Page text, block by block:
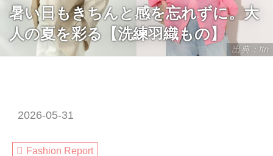
出典：ftn
暑い日もきちんと感を忘れずに。大
人の夏を彩る【洗練羽織もの】
2026-05-31
Fashion Report